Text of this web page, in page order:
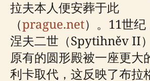
拉夫本人便安葬于此
（prague.net）。11世
涅夫二世（Spytihněv II
原有的圆形殿被一座更大
利卡取代，这反映了布拉